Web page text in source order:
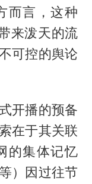
而言，这种
来泼天的流
可控的舆论
开播的预备
在于其关联
的集体记忆
）因过往节